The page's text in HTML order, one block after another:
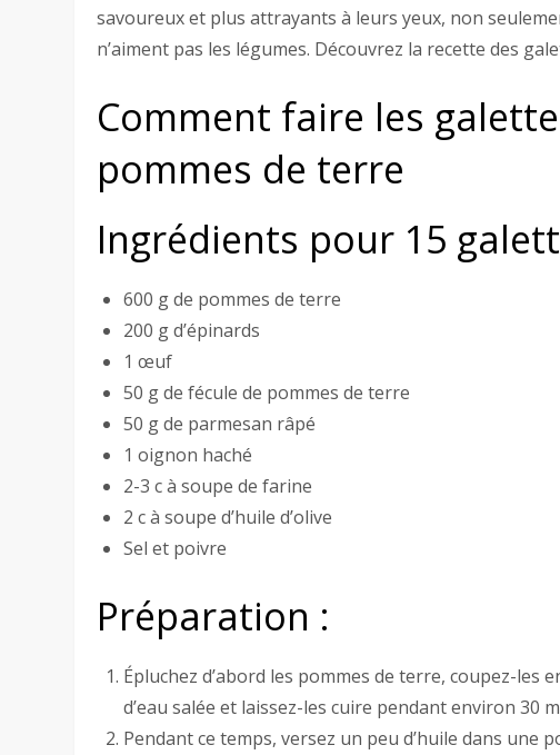
savoureux et plus attrayants à leurs yeux, non
n’aiment pas les légumes. Découvrez la recette des
Comment faire les
pommes de terre
Ingrédients pour 15
600 g de pommes de terre
200 g d’épinards
1 œuf
50 g de fécule de pommes de terre
50 g de parmesan râpé
1 oignon haché
2-3 c à soupe de farine
2 c à soupe d’huile d’olive
Sel et poivre
Préparation :
Épluchez d’abord les pommes de terre, coupez-les
d’eau salée et laissez-les cuire pendant environ 30
Pendant ce temps, versez un peu d’huile dans une